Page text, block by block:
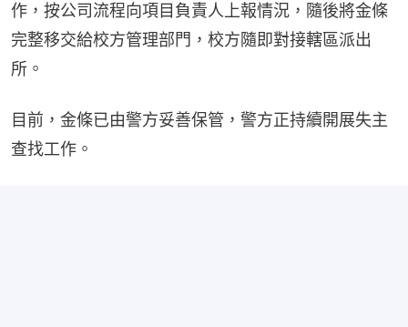
作，按公司流程向項目負責人上報情況，隨後將金條
完整移交給校方管理部門，校方隨即對接轄區派出
所。
目前，金條已由警方妥善保管，警方正持續開展失主
查找工作。